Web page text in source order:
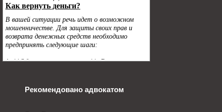
Рекомендовано адвокатом